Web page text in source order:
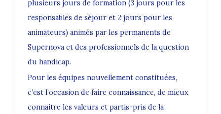
plusieurs jours de formation (3 jours pour les
responsables de séjour et 2 jours pour les
animateurs) animés par les permanents de
Supernova et des professionnels de la question
du handicap.
Pour les équipes nouvellement constituées,
c’est l’occasion de faire connaissance, de mieux
connaitre les valeurs et partis-pris de la